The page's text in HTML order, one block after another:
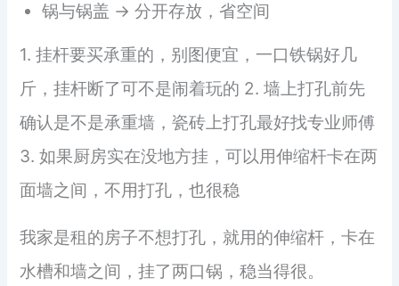
锅与锅盖 → 分开存放，省空间
1. 挂杆要买承重的，别图便宜，一口铁锅好几
斤，挂杆断了可不是闹着玩的 2. 墙上打孔前先
确认是不是承重墙，瓷砖上打孔最好找专业师傅
3. 如果厨房实在没地方挂，可以用伸缩杆卡在两
面墙之间，不用打孔，也很稳
我家是租的房子不想打孔，就用的伸缩杆，卡在
水槽和墙之间，挂了两口锅，稳当得很。